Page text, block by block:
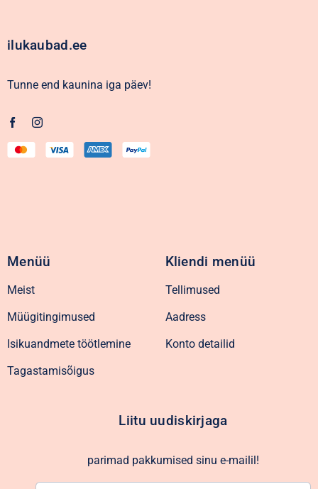
ilukaubad.ee
Tunne end kaunina iga päev!
Menüü
Meist
Müügitingimused
Isikuandmete töötlemine
Tagastamisõigus
Kliendi menüü
Tellimused
Aadress
Konto detailid
Liitu uudiskirjaga
parimad pakkumised sinu e-mailil!